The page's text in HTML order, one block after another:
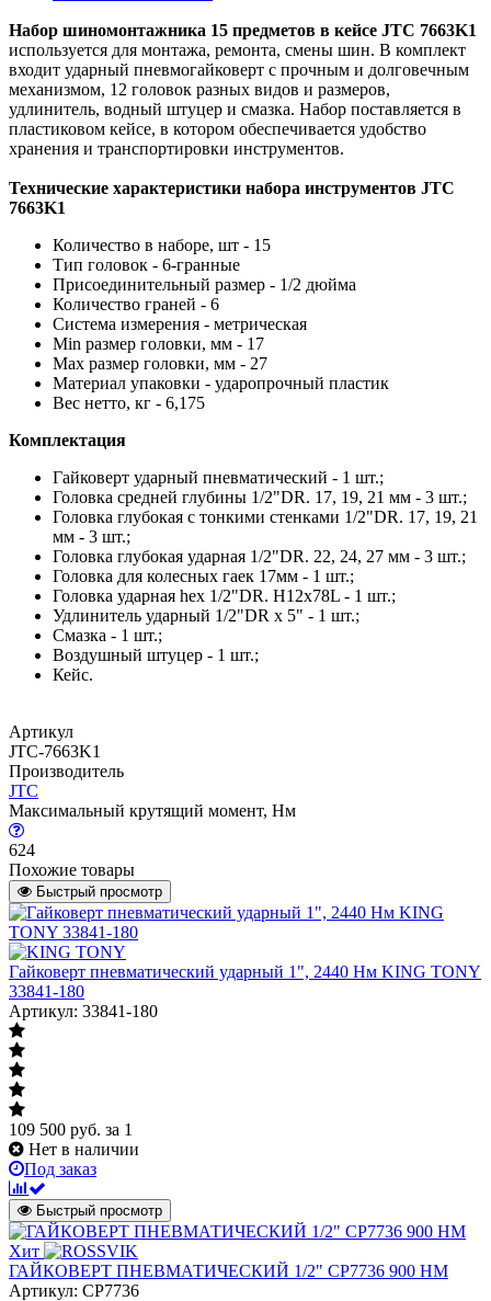
Набор шиномонтажника 15 предметов в кейсе JTC 7663K1
используется для монтажа, ремонта, смены шин. В комплект
входит ударный пневмогайковерт с прочным и долговечным
механизмом, 12 головок разных видов и размеров,
удлинитель, водный штуцер и смазка. Набор поставляется в
пластиковом кейсе, в котором обеспечивается удобство
хранения и транспортировки инструментов.
Технические характеристики набора инструментов JTC
7663K1
Количество в наборе, шт - 15
Тип головок - 6-гранные
Присоединительный размер - 1/2 дюйма
Количество граней - 6
Система измерения - метрическая
Min размер головки, мм - 17
Max размер головки, мм - 27
Материал упаковки - ударопрочный пластик
Вес нетто, кг - 6,175
Комплектация
Гайковерт ударный пневматический - 1 шт.;
Головка средней глубины 1/2"DR. 17, 19, 21 мм - 3 шт.;
Головка глубокая с тонкими стенками 1/2"DR. 17, 19, 21
мм - 3 шт.;
Головка глубокая ударная 1/2"DR. 22, 24, 27 мм - 3 шт.;
Головка для колесных гаек 17мм - 1 шт.;
Головка ударная hex 1/2"DR. H12x78L - 1 шт.;
Удлинитель ударный 1/2"DR x 5" - 1 шт.;
Смазка - 1 шт.;
Воздушный штуцер - 1 шт.;
Кейс.
Артикул
JTC-7663K1
Производитель
JTC
Максимальный крутящий момент, Нм
624
Похожие товары
Быстрый просмотр
Гайковерт пневматический ударный 1", 2440 Нм KING TONY
33841-180
Артикул: 33841-180
109 500 руб. за 1
Нет в наличии
Под заказ
Быстрый просмотр
Хит
ГАЙКОВЕРТ ПНЕВМАТИЧЕСКИЙ 1/2" CP7736 900 НМ
Артикул: CP7736